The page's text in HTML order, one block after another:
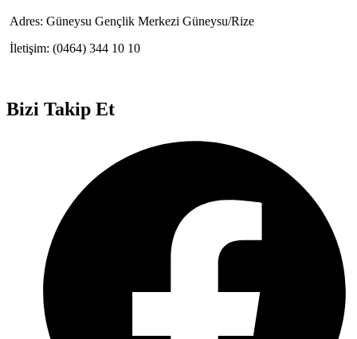
Adres: Güneysu Gençlik Merkezi Güneysu/Rize
İletişim: (0464) 344 10 10
Bizi Takip Et